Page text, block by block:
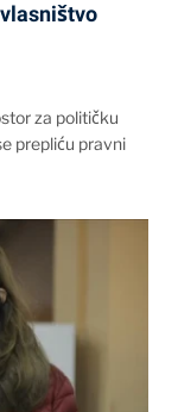
za političku
prepliću pravni